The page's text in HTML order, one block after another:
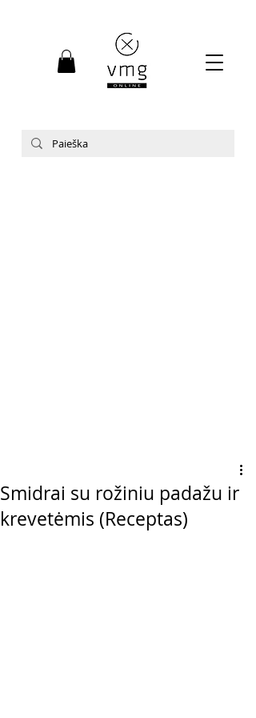
Smidrai su rožiniu padažu ir
krevetėmis (Receptas)